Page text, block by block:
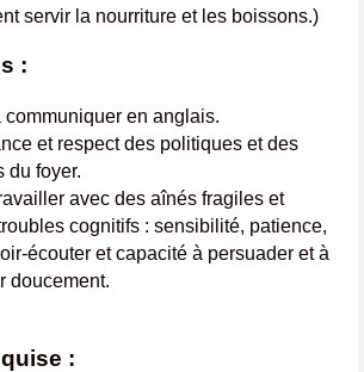
servir la nourriture et les boissons.)
:
communiquer en anglais.
et respect des politiques et des
du foyer.
avec des aînés fragiles et
cognitifs : sensibilité, patience,
écouter et capacité à persuader et à
doucement.
: